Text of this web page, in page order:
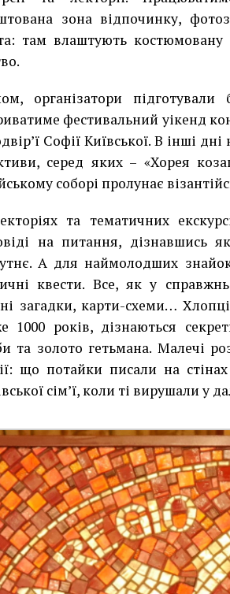
зона відпочинку,
там влаштують костюмовану
організатори
фестивальний уікенд
Софії Київської. В інші
серед яких – «Хорея
соборі пролунає
та тематичних
на питання, дізнавшись
А для наймолодших знайок
квести. Все, як у
загадки, карти-схеми…
1000 років, дізнаються
та золото гетьмана. Малечі
що потайки писали на
сім’ї, коли ті вирушали у